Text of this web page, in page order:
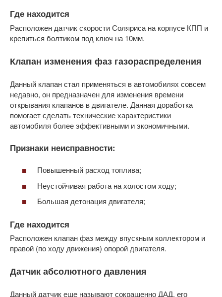
Где находится
Расположен датчик скорости Соляриса на корпусе КПП и
крепиться болтиком под ключ на 10мм.
Клапан изменения фаз газораспределения
Данный клапан стал применяться в автомобилях совсем
недавно, он предназначен для изменения времени
открывания клапанов в двигателе. Данная доработка
помогает сделать технические характеристики
автомобиля более эффективными и экономичными.
Признаки неисправности:
Повышенный расход топлива;
Неустойчивая работа на холостом ходу;
Большая детонация двигателя;
Где находится
Расположен клапан фаз между впускным коллектором и
правой (по ходу движения) опорой двигателя.
Датчик абсолютного давления
Данный датчик еще называют сокращенно ДАД, его